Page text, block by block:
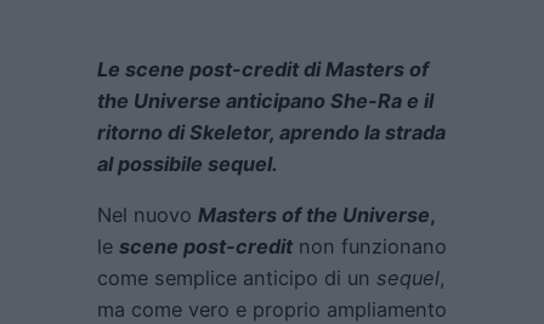
Le scene post-credit di Masters of
the Universe anticipano She-Ra e il
ritorno di Skeletor, aprendo la strada
al possibile sequel.
Nel nuovo Masters of the Universe,
le scene post-credit non funzionano
come semplice anticipo di un sequel,
ma come vero e proprio ampliamento